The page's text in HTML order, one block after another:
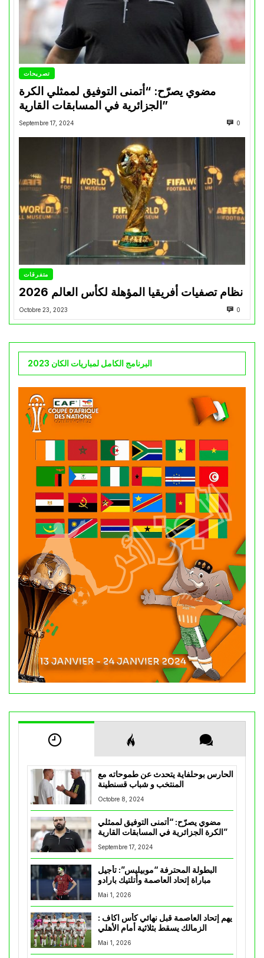
تصريحات
مضوي يصرّح: “أتمنى التوفيق لممثلي الكرة
الجزائرية في المسابقات القارية”
Septembre 17, 2024 0
متفرقات
نظام تصفيات أفريقيا المؤهلة لكأس العالم 2026
Octobre 23, 2023 0
البرنامج الكامل لمباريات الكان 2023
الحارس بوحلفاية يتحدث عن طموحاته مع
المنتخب و شباب قسنطينة
Octobre 8, 2024
مضوي يصرّح: “أتمنى التوفيق لممثلي
الكرة الجزائرية في المسابقات القارية”
Septembre 17, 2024
البطولة المحترفة “موبيليس”: تأجيل
مباراة إتحاد العاصمة وأتلتيك بارادو
Mai 1, 2026
يهم إتحاد العاصمة قبل نهائي كأس اكاف :
Mai 1, 2026